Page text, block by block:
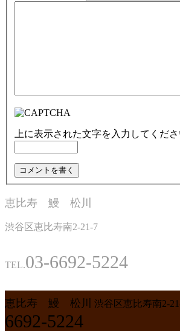
上に表示された文字を入力してくださ
恵比寿 鰻 松川
渋谷区恵比寿南2-21-7
TEL.03-6692-5224
恵比寿 鰻 松川 渋谷区恵比寿南2-
6692-5224